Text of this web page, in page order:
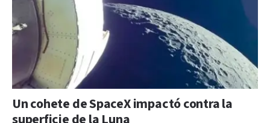
Un cohete de SpaceX impactó contra la
superficie de la Luna